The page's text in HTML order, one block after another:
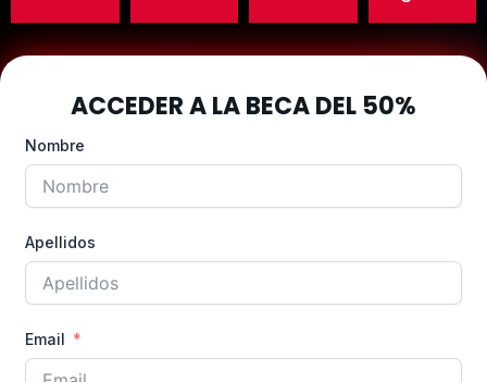
ACCEDER A LA BECA DEL 50%
Nombre
Apellidos
Email